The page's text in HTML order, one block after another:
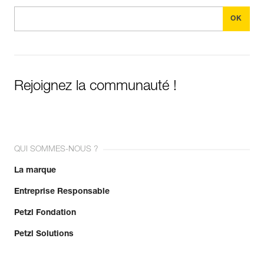
Rejoignez la communauté !
QUI SOMMES-NOUS ?
La marque
Entreprise Responsable
Petzl Fondation
Petzl Solutions